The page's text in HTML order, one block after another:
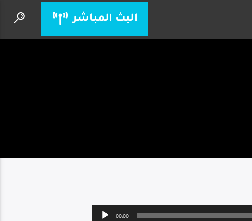
البث المباشر
Audio
00:00